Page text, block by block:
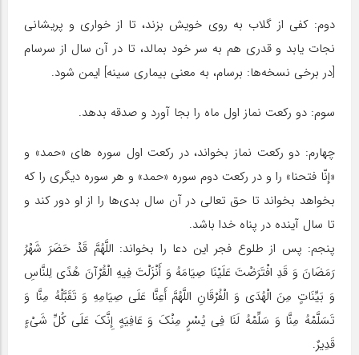
دوم: کفى از گلاب به روى خویش بزند، تا از خوارى و پریشانی
نجات یابد و قدرى هم به سر خود بمالد، تا در آن سال از سرسام
[در برخى نسخه‌ها: برسام، به معنى بیمارى سینه] ایمن شود.
سوم: دو رکعت نماز اول ماه را بجا آورد و صدقه بدهد.
چهارم: دو رکعت نماز بخواند، در رکعت اول سوره هاى «حمد» و
«إنّا فتحنا» را و در رکعت دوم سوره «حمد» و هر سوره دیگرى را که
بخواهد بخواند تا حق تعالى در آن سال بدی‌ها را از او دور کند و
تا سال آینده در پناه خدا باشد.
پنجم: پس از طلوع فجر این دعا را بخواند: اللَّهُمَّ قَدْ حَضَرَ شَهْرُ
رَمَضَانَ وَ قَدِ افْتَرَضْتَ عَلَیْنَا صِیَامَهُ وَ أَنْزَلْتَ فِیهِ الْقُرْآنَ هُدًى لِلنَّاسِ
وَ بَیِّنَاتٍ مِنَ الْهُدَى وَ الْفُرْقَانِ اللَّهُمَّ أَعِنَّا عَلَى صِیَامِهِ وَ تَقَبَّلْهُ مِنَّا وَ
تَسَلَّمْهُ مِنَّا وَ سَلِّمْهُ لَنَا فِی یُسْرٍ مِنْکَ وَ عَافِیَهٍ إِنَّکَ عَلَى کُلِّ شَیْءٍ
قَدِیرٌ.